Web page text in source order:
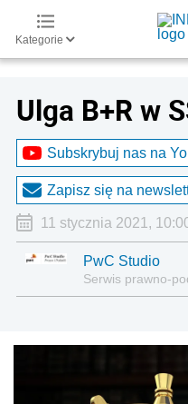
Kategorie
Ulga B+R w
Subskrybuj nas na
Zapisz się na
11 stycznia 2021,
PwC Studio
Serwis prawno-